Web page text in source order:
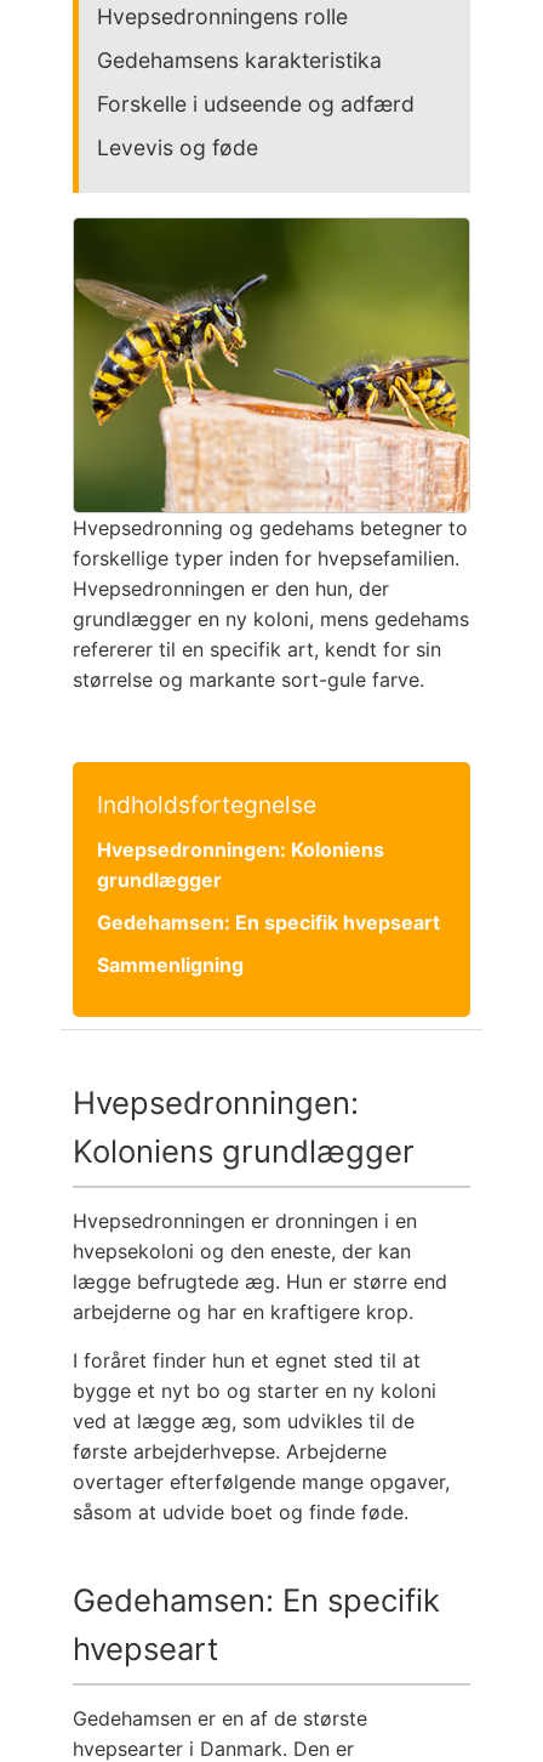
Hvepsedronningens rolle
Gedehamsens karakteristika
Forskelle i udseende og adfærd
Levevis og føde
Hvepsedronning og gedehams betegner to
forskellige typer inden for hvepsefamilien.
Hvepsedronningen er den hun, der
grundlægger en ny koloni, mens gedehams
refererer til en specifik art, kendt for sin
størrelse og markante sort-gule farve.
Indholdsfortegnelse
Hvepsedronningen: Koloniens
grundlægger
Gedehamsen: En specifik hvepseart
Sammenligning
Hvepsedronningen:
Koloniens grundlægger
Hvepsedronningen er dronningen i en
hvepsekoloni og den eneste, der kan
lægge befrugtede æg. Hun er større end
arbejderne og har en kraftigere krop.
I foråret finder hun et egnet sted til at
bygge et nyt bo og starter en ny koloni
ved at lægge æg, som udvikles til de
første arbejderhvepse. Arbejderne
overtager efterfølgende mange opgaver,
såsom at udvide boet og finde føde.
Gedehamsen: En specifik
hvepseart
Gedehamsen er en af de største
hvepsearter i Danmark. Den er